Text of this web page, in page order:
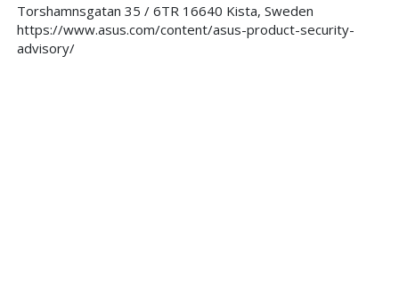
Torshamnsgatan 35 / 6TR 16640 Kista, Sweden
https://www.asus.com/content/asus-product-security-
advisory/